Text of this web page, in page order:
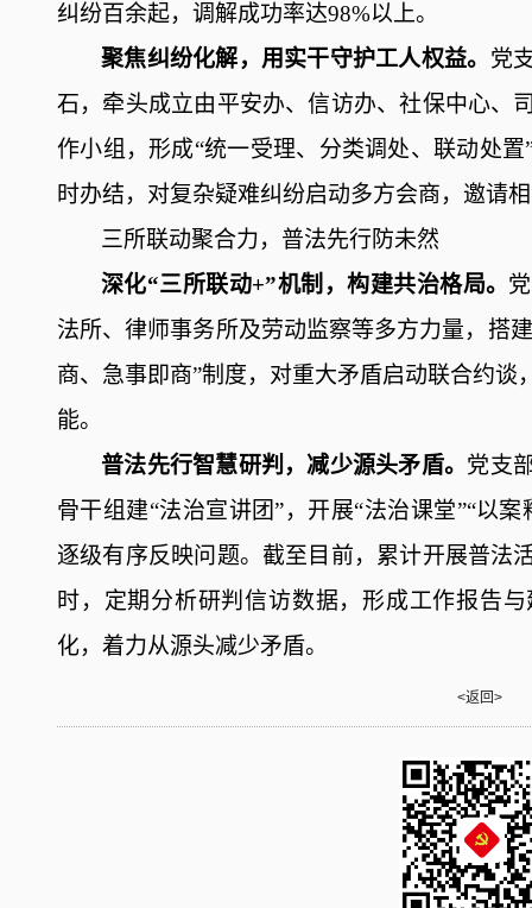
纠纷百余起，调解成功率达98%以上。
聚焦纠纷化解，用实干守护工人权益。 党
石，牵头成立由平安办、信访办、社保中心、
作小组，形成“统一受理、分类调处、联动处
时办结，对复杂疑难纠纷启动多方会商，邀请
三所联动聚合力， 普法先行防未然
深化“三所联动+”机制，构建共治格局。 党
法所、律师事务所及劳动监察等多方力量，搭建
商、急事即商”制度，对重大矛盾启动联合约
能。
普法先行智慧研判，减少源头矛盾。 党支
骨干组建“法治宣讲团”，开展“法治课堂”“以
逐级有序反映问题。 截至目前，累计开展普法
时， 定期分析研判信访数据，形成工作报告
化， 着力从源头减少矛盾。
<返回>